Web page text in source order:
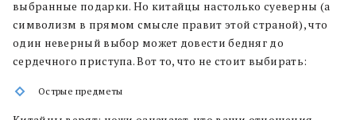
выбранные подарки. Но китайцы настолько суеверны (а
символизм в прямом смысле правит этой страной), что
один неверный выбор может довести бедняг до
сердечного приступа. Вот то, что не стоит выбирать:
Острые предметы